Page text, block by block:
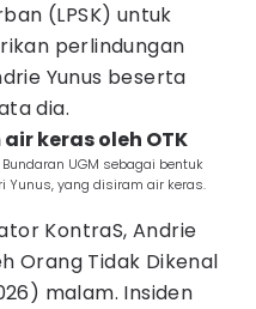
(LPSK) untuk
perlindungan
Yunus beserta
dia.
keras oleh OTK
UGM sebagai bentuk
Yunus, yang disiram air keras.
KontraS, Andrie
Orang Tidak Dikenal
malam. Insiden